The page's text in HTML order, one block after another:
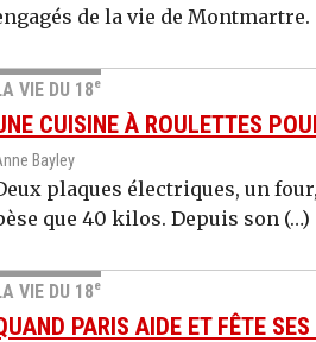
de la vie de
VIE DU 18e
CUISINE À ROULETTES
Bayley
plaques électriques, un
que 40 kilos. Depuis son (…)
VIE DU 18e
PARIS AIDE ET FÊTE